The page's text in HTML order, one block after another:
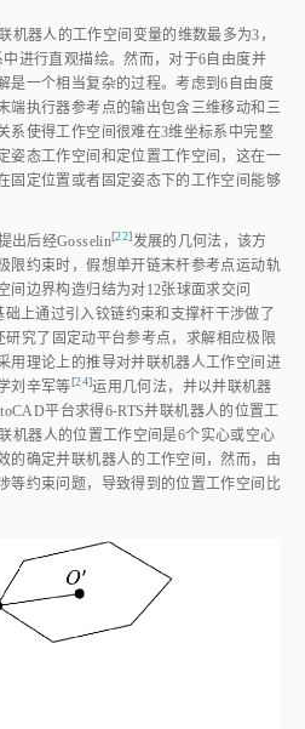
机器人的工作空间变量的维数最多为3，
进行直观描绘。然而，对于6自由度并
是一个相当复杂的过程。考虑到6自由度
端执行器参考点的输出包含三维移动和三
系使得工作空间很难在3维坐标系中完整
姿态工作空间和定位置工作空间，这在一
固定位置或者固定姿态下的工作空间能够
出后经Gosselin[22]发展的几何法，该方
限约束时，假想单开链末杆参考点运动轨
间边界构造归结为对12张球面求交问
础上通过引入铰链约束和支撑杆干涉做了
研究了固定动平台参考点，求解相应极限
用理论上的推导对并联机器人工作空间进
刘辛军等[24]运用几何法，并以并联机器
平台求得6⁃RTS并联机器人的位置工
机器人的位置工作空间是6个实心或空心
的确定并联机器人的工作空间，然而，由
等约束问题，导致得到的位置工作空间比